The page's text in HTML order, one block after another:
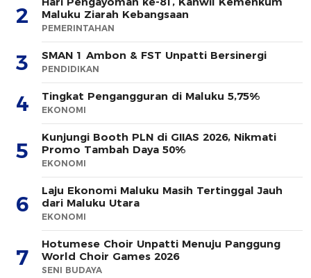
2
Maluku Ziarah Kebangsaan
PEMERINTAHAN
3 SMAN 1 Ambon & FST Unpatti Bersinergi
PENDIDIKAN
4 Tingkat Pengangguran di Maluku 5,75%
EKONOMI
5
Kunjungi Booth PLN di GIIAS 2026, Nikmati
Promo Tambah Daya 50%
EKONOMI
6
Laju Ekonomi Maluku Masih Tertinggal Jauh
dari Maluku Utara
EKONOMI
7
Hotumese Choir Unpatti Menuju Panggung
World Choir Games 2026
SENI BUDAYA